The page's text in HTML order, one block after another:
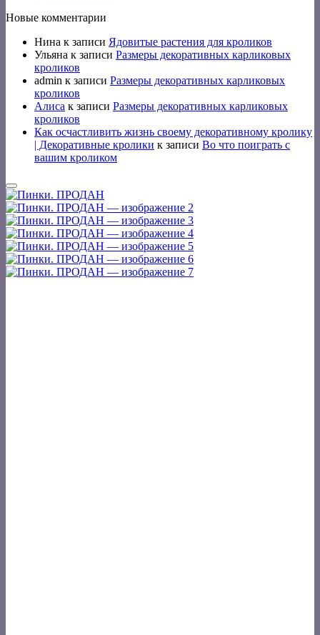
Новые комментарии
Нина к записи Ядовитые растения для кроликов
Ульяна к записи Размеры декоративных карликовых
кроликов
admin к записи Размеры декоративных карликовых
кроликов
Алиса к записи Размеры декоративных карликовых
кроликов
Как осчастливить жизнь своему декоративному кролику
| Декоративные кролики к записи Во что поиграть с
вашим кроликом